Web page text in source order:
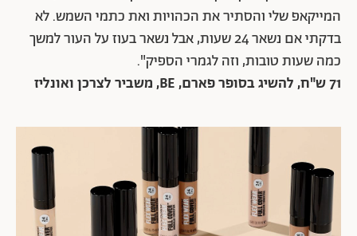
המייקאפ שלי והסתיר את הכהויות ואת כתמי השמש. לא
בדקתי אם נשאר 24 שעות, אבל נשאר בעוז על העור למשך
כמה שעות טובות, וזה לגמרי הספיק".
71 ש"ח, להשיג
בסופר פארם,BE, משביר לצרכן ואונליז